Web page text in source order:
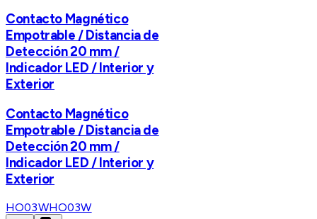
Contacto Magnético
Empotrable / Distancia de
Detección 20 mm /
Indicador LED / Interior y
Exterior
Contacto Magnético
Empotrable / Distancia de
Detección 20 mm /
Indicador LED / Interior y
Exterior
HO03WHO03W